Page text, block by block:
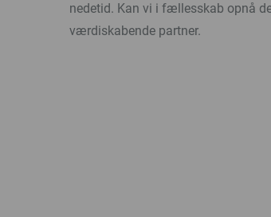
nedetid. Kan vi i fællesskab opnå
værdiskabende partner.